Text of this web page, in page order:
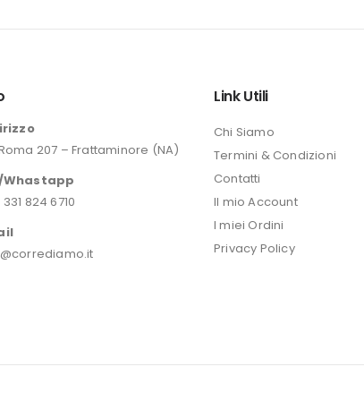
207 – Frattaminore (NA)
Whastapp
824 6710
Link Utili
Chi Siamo
Termini & Condizioni
Contatti
Il mio Account
I miei Ordini
Privacy Policy